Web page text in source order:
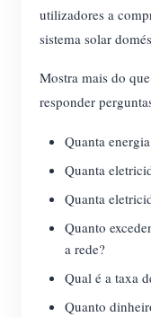
utilizadores a
sistema solar
Mostra mais do
responder
Quanta
Quanta
Quanta
Quanto
a rede?
Qual é a taxa
Quanto